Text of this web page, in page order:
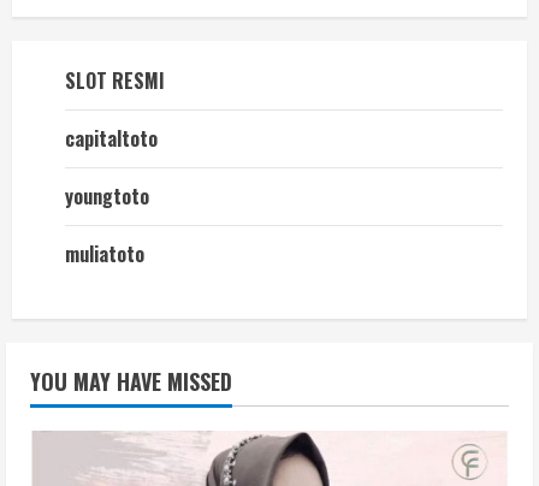
SLOT RESMI
capitaltoto
youngtoto
muliatoto
YOU MAY HAVE MISSED